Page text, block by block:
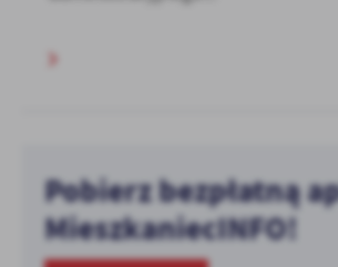
Pobierz bezpłatną
MieszkaniecINFO!